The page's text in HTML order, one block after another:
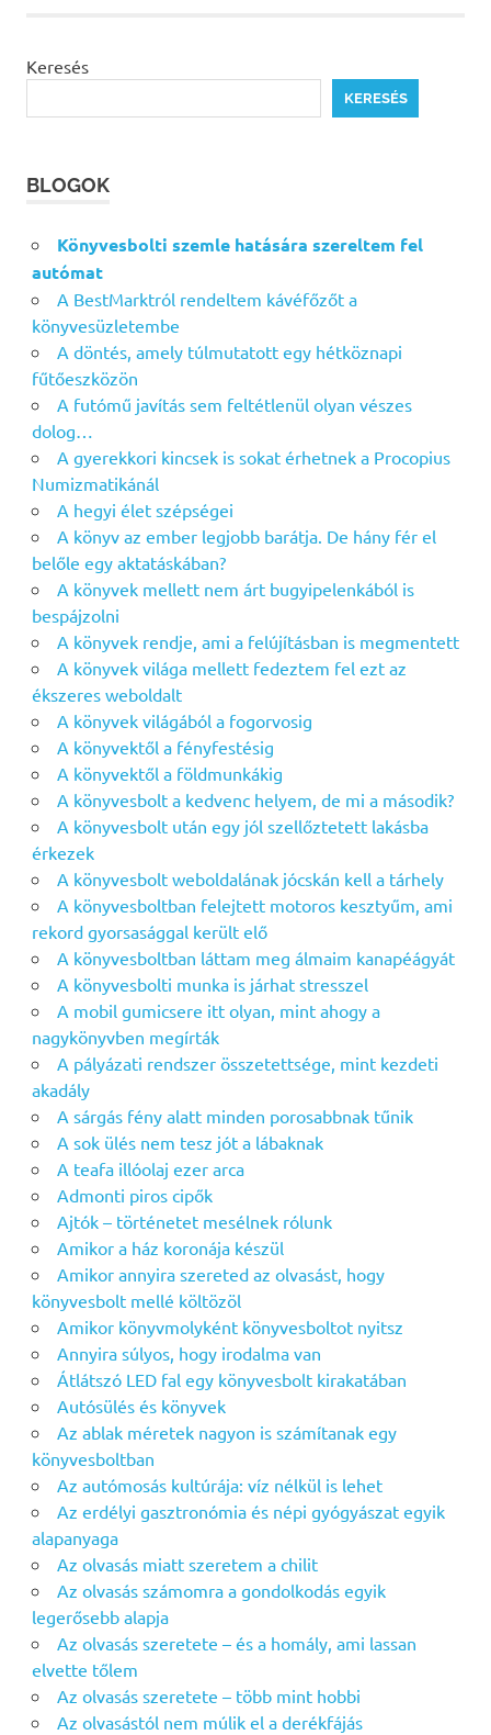
Keresés
KERESÉS
BLOGOK
Könyvesbolti szemle hatására szereltem fel
autómat
A BestMarktról rendeltem kávéfőzőt a
könyvesüzletembe
A döntés, amely túlmutatott egy hétköznapi
fűtőeszközön
A futómű javítás sem feltétlenül olyan vészes
dolog…
A gyerekkori kincsek is sokat érhetnek a Procopius
Numizmatikánál
A hegyi élet szépségei
A könyv az ember legjobb barátja. De hány fér el
belőle egy aktatáskában?
A könyvek mellett nem árt bugyipelenkából is
bespájzolni
A könyvek rendje, ami a felújításban is megmentett
A könyvek világa mellett fedeztem fel ezt az
ékszeres weboldalt
A könyvek világából a fogorvosig
A könyvektől a fényfestésig
A könyvektől a földmunkákig
A könyvesbolt a kedvenc helyem, de mi a második?
A könyvesbolt után egy jól szellőztetett lakásba
érkezek
A könyvesbolt weboldalának jócskán kell a tárhely
A könyvesboltban felejtett motoros kesztyűm, ami
rekord gyorsasággal került elő
A könyvesboltban láttam meg álmaim kanapéágyát
A könyvesbolti munka is járhat stresszel
A mobil gumicsere itt olyan, mint ahogy a
nagykönyvben megírták
A pályázati rendszer összetettsége, mint kezdeti
akadály
A sárgás fény alatt minden porosabbnak tűnik
A sok ülés nem tesz jót a lábaknak
A teafa illóolaj ezer arca
Admonti piros cipők
Ajtók – történetet mesélnek rólunk
Amikor a ház koronája készül
Amikor annyira szereted az olvasást, hogy
könyvesbolt mellé költözöl
Amikor könyvmolyként könyvesboltot nyitsz
Annyira súlyos, hogy irodalma van
Átlátszó LED fal egy könyvesbolt kirakatában
Autósülés és könyvek
Az ablak méretek nagyon is számítanak egy
könyvesboltban
Az autómosás kultúrája: víz nélkül is lehet
Az erdélyi gasztronómia és népi gyógyászat egyik
alapanyaga
Az olvasás miatt szeretem a chilit
Az olvasás számomra a gondolkodás egyik
legerősebb alapja
Az olvasás szeretete – és a homály, ami lassan
elvette tőlem
Az olvasás szeretete – több mint hobbi
Az olvasástól nem múlik el a derékfájás